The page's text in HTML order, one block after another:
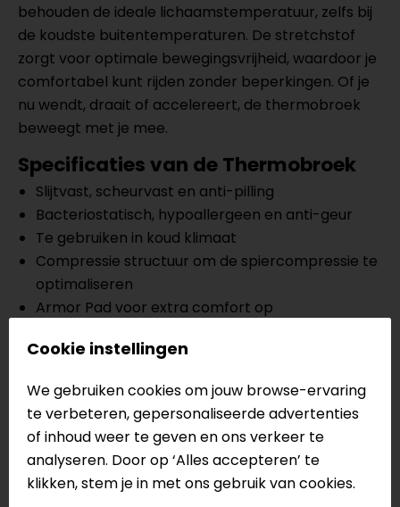
behouden de ideale lichaamstemperatuur, zelfs bij
de koudste buitentemperaturen. De stretchstof
zorgt voor optimale bewegingsvrijheid, waardoor je
comfortabel kunt rijden zonder beperkingen. Of je
nu wendt, draait of accelereert, de thermobroek
beweegt met je mee.
Specificaties van de Thermobroek
Slijtvast, scheurvast en anti-pilling
Bacteriostatisch, hypoallergeen en anti-geur
Te gebruiken in koud klimaat
Compressie structuur om de spiercompressie te
optimaliseren
Armor Pad voor extra comfort op
Naadloze constructie voor superieur comfort
Milieuvriendelijke vezels en 100% recyclebaar
3D-framepantser voor extra thermische isolatie
Actief vochtmanagement
Dryarn-stof met hoge
gewicht/lengteverhouding
Cookie instellingen
We gebruiken cookies om jouw browse-ervaring
te verbeteren, gepersonaliseerde advertenties
of inhoud weer te geven en ons verkeer te
analyseren. Door op ‘Alles accepteren’ te
klikken, stem je in met ons gebruik van cookies.